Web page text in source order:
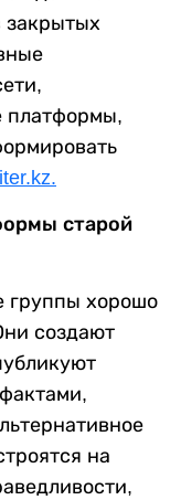
закрытых
платформы,
старой
группы хорошо
создают
на